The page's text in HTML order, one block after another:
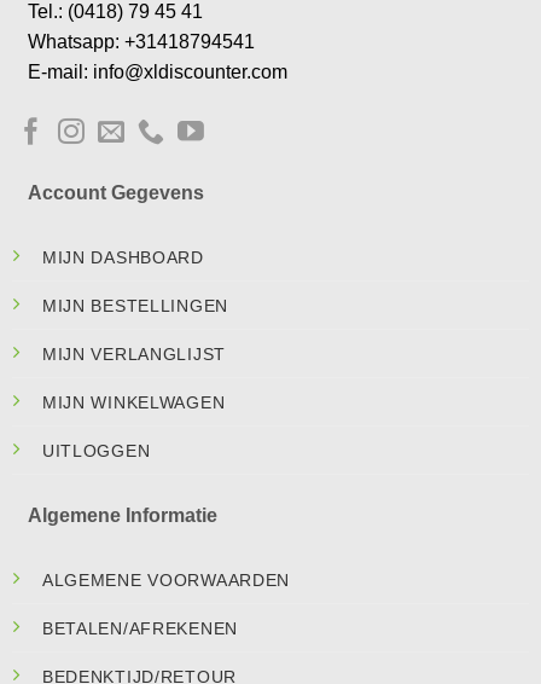
Tel.: (0418) 79 45 41
Whatsapp: +31418794541
E-mail: info@xldiscounter.com
Account Gegevens
MIJN DASHBOARD
MIJN BESTELLINGEN
MIJN VERLANGLIJST
MIJN WINKELWAGEN
UITLOGGEN
Algemene Informatie
ALGEMENE VOORWAARDEN
BETALEN/AFREKENEN
BEDENKTIJD/RETOUR